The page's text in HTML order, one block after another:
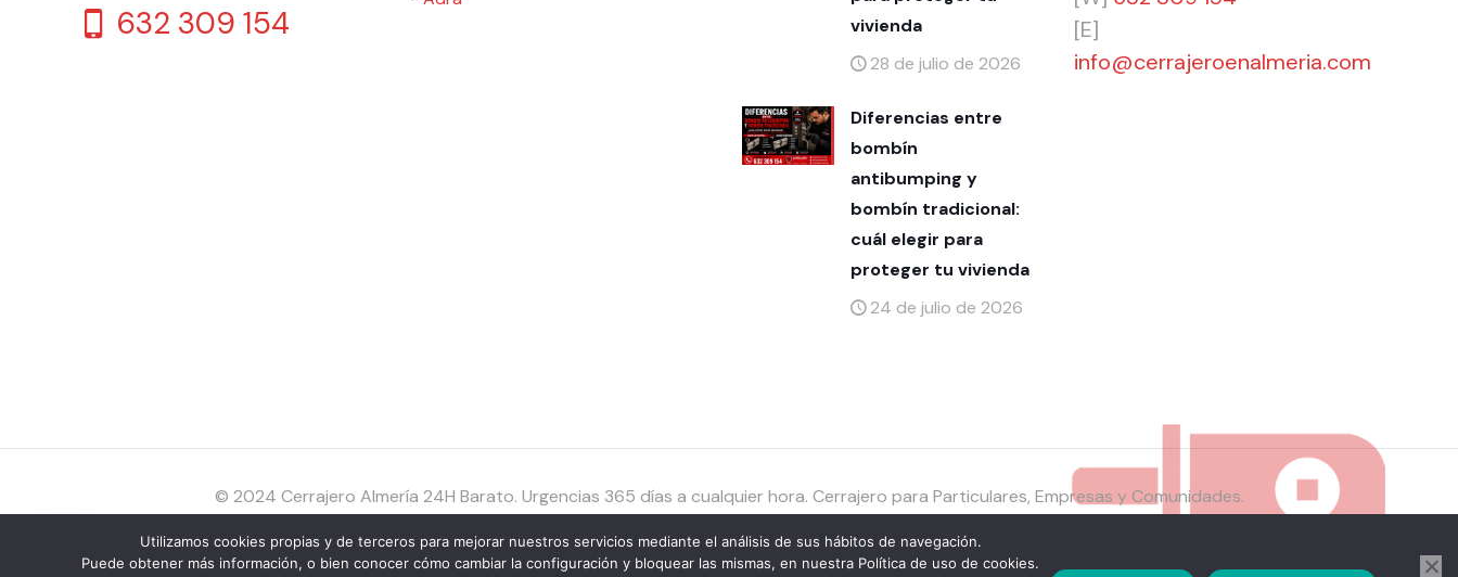
632 309 154
vivienda
28 de julio de 2026
Diferencias entre
bombín
antibumping y
bombín tradicional:
cuál elegir para
proteger tu vivienda
24 de julio de 2026
[E]
info@cerrajeroenalmeria.com
© 2024 Cerrajero Almería 24H Barato. Urgencias 365 días a cualquier hora. Cerrajero para Particulares, Empresas y Comunidades.
¿En que te podemos ayudar?
Utilizamos cookies propias y de terceros para mejorar nuestros servicios mediante el análisis de sus hábitos de navegación.
Puede obtener más información, o bien conocer cómo cambiar la configuración y bloquear las mismas, en nuestra Política de uso de cookies.